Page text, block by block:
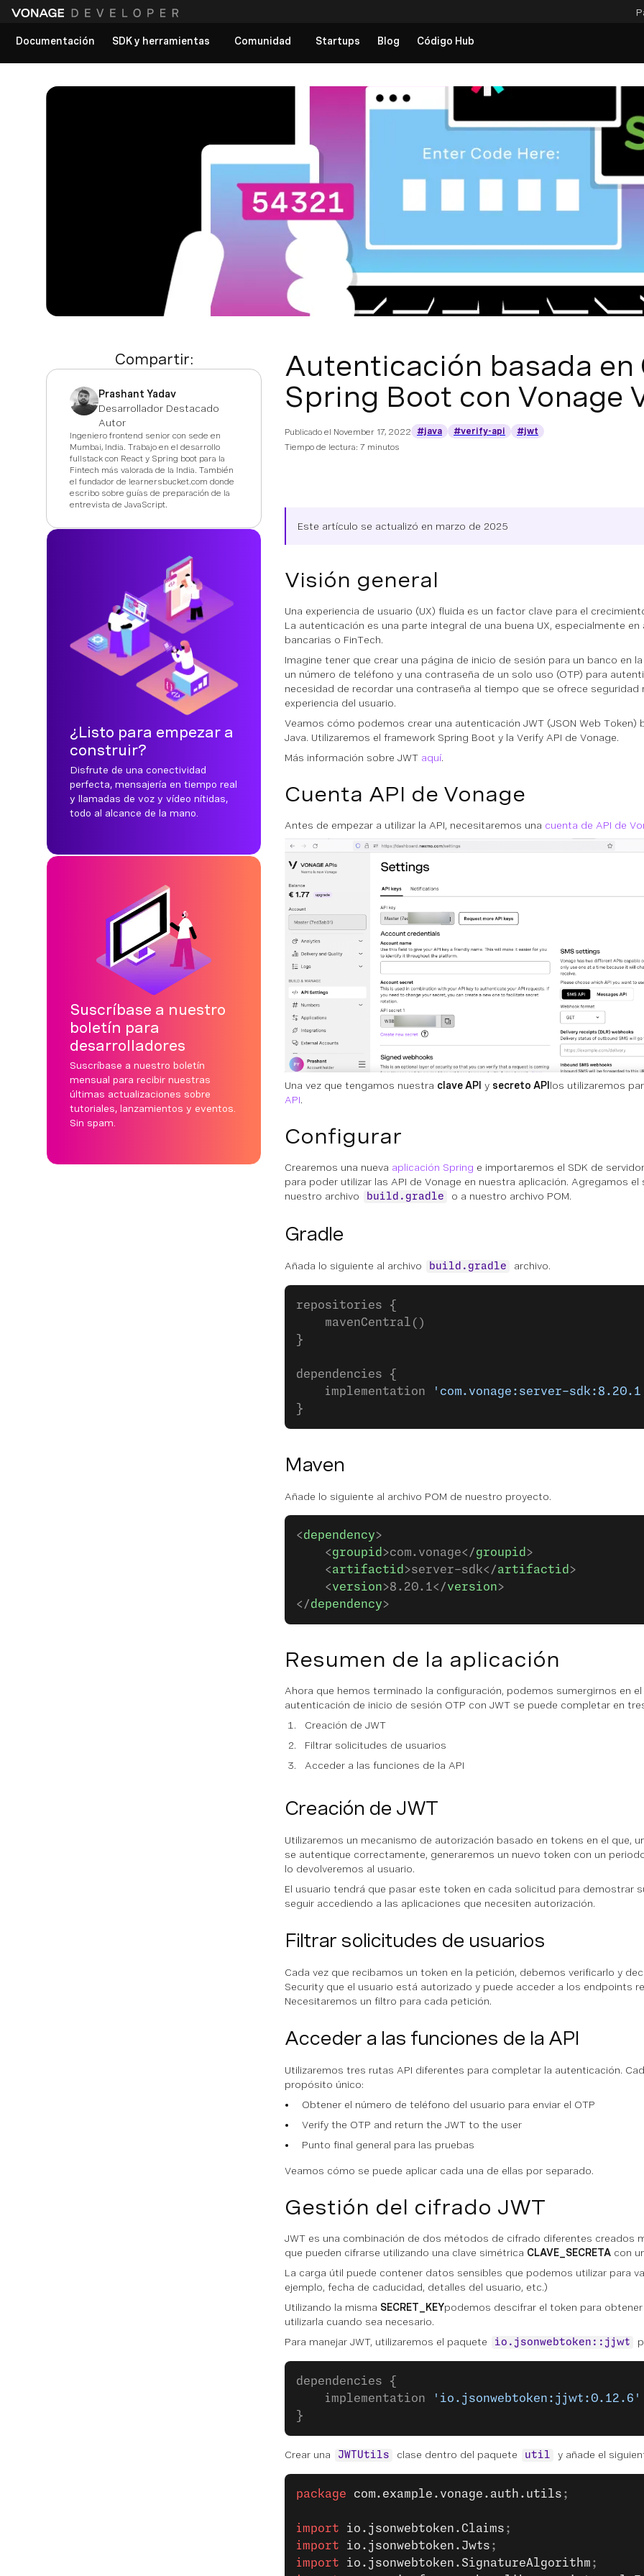
Documentación SDK y herramientas Comunidad Startups Blog Código Hub
Compartir:
Prashant Yadav
Desarrollador Destacado
Autor
Ingeniero frontend senior con sede en
Mumbai, India. Trabajo en el desarrollo
fullstack con React y Spring boot para la
Fintech más valorada de la India. También
el fundador de learnersbucket.com donde
escribo sobre guías de preparación de la
entrevista de JavaScript.
¿Listo para empezar a
construir?
Disfrute de una conectividad
perfecta, mensajería en tiempo real
y llamadas de voz y vídeo nítidas,
todo al alcance de la mano.
Suscríbase a nuestro
boletín para
desarrolladores
Suscríbase a nuestro boletín
mensual para recibir nuestras
últimas actualizaciones sobre
tutoriales, lanzamientos y eventos.
Sin spam.
Autenticación basada en
Spring Boot con Vonage
Publicado el November 17, 2022 #java #verify-api
#jwt
Tiempo de lectura: 7 minutos
Este artículo se actualizó en marzo de 2025
Visión general
Una experiencia de usuario (UX) fluida es un factor clave para el
La autenticación es una parte integral de una buena UX, especialmente en
bancarias o FinTech.
Imagine tener que crear una página de inicio de sesión para un banco en
un número de teléfono y una contraseña de un solo uso (OTP) para
necesidad de recordar una contraseña al tiempo que se ofrece seguridad
experiencia del usuario.
Veamos cómo podemos crear una autenticación JWT (JSON Web Token)
Java. Utilizaremos el framework Spring Boot y la Verify API de Vonage.
Más información sobre JWT aquí.
Cuenta API de Vonage
Antes de empezar a utilizar la API, necesitaremos una cuenta de API de
Una vez que tengamos nuestra clave API y secreto API los utilizaremos
API.
Configurar
Crearemos una nueva aplicación Spring e importaremos el SDK de
para poder utilizar las API de Vonage en nuestra aplicación. Agregamos
nuestro archivo
build.gradle o a nuestro archivo POM.
Gradle
Añada lo siguiente al archivo build.gradle archivo.
repositories {
    mavenCentral()
}
dependencies {
    implementation
'com.vonage:server-
}
Maven
Añade lo siguiente al archivo POM de nuestro proyecto.
<dependency>
    <
groupid >com.vonage</groupid >
    <
artifactid >server-sdk</artifactid >
    <
version>8.20.1</version>
</dependency>
Resumen de la aplicación
Ahora que hemos terminado la configuración, podemos sumergirnos en
autenticación de inicio de sesión OTP con JWT se puede completar en
Creación de JWT
Filtrar solicitudes de usuarios
Acceder a las funciones de la API
Creación de JWT
Utilizaremos un mecanismo de autorización basado en tokens en el que,
se autentique correctamente, generaremos un nuevo token con un
lo devolveremos al usuario.
El usuario tendrá que pasar este token en cada solicitud para demostrar
seguir accediendo a las aplicaciones que necesiten autorización.
Filtrar solicitudes de usuarios
Cada vez que recibamos un token en la petición, debemos verificarlo y
Security que el usuario está autorizado y puede acceder a los endpoints
Necesitaremos un filtro para cada petición.
Acceder a las funciones de la API
Utilizaremos tres rutas API diferentes para completar la autenticación.
propósito único:
Obtener el número de teléfono del usuario para enviar el OTP
Verify the OTP and return the JWT to the user
Punto final general para las pruebas
Veamos cómo se puede aplicar cada una de ellas por separado.
Gestión del cifrado JWT
JWT es una combinación de dos métodos de cifrado diferentes creados
que pueden cifrarse utilizando una clave simétrica CLAVE_SECRETA con
La carga útil puede contener datos sensibles que podemos utilizar para
ejemplo, fecha de caducidad, detalles del usuario, etc.)
Utilizando la misma SECRET_KEYpodemos descifrar el token para
utilizarla cuando sea necesario.
Para manejar JWT, utilizaremos el paquete
io.jsonwebtoken::jjwt
dependencies {
    implementation
'io.jsonwebtoken:jjwt:0.12.6'
}
Crear una JWTUtils clase dentro del paquete util y añade el
package com.example.vonage.auth.utils ;
import io.jsonwebtoken.Claims ;
import io.jsonwebtoken.Jwts ;
import io.jsonwebtoken.SignatureAlgorithm ;